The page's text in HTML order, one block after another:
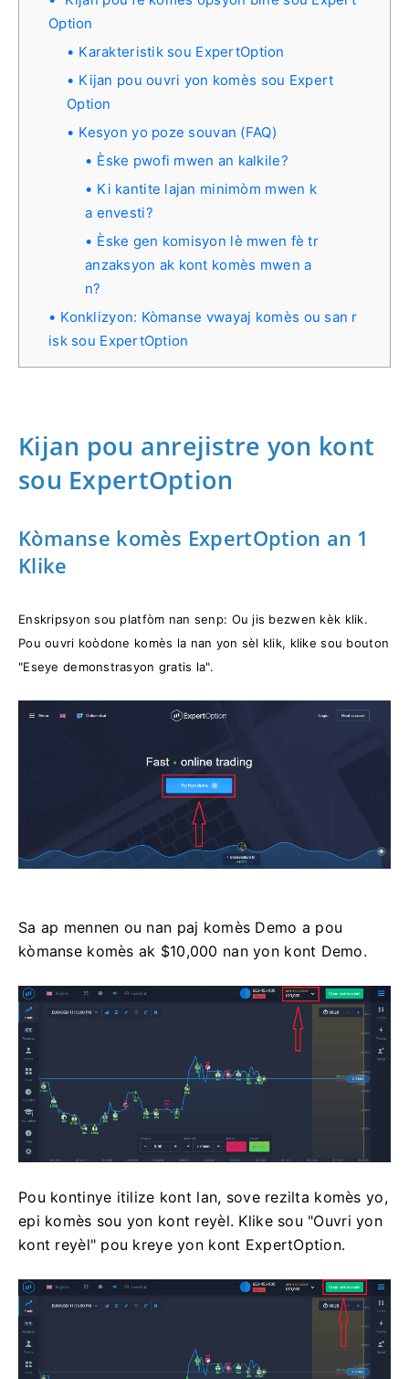
Option
Karakteristik sou ExpertOption
Kijan pou ouvri yon komès sou Expert
Option
Kesyon yo poze souvan (FAQ)
Èske pwofi mwen an kalkile?
Ki kantite lajan minimòm mwen k
a envesti?
Èske gen komisyon lè mwen fè tr
anzaksyon ak kont komès mwen a
n?
Konklizyon: Kòmanse vwayaj komès ou san r
isk sou ExpertOption
Kijan pou anrejistre yon kont
sou ExpertOption
Kòmanse komès ExpertOption an 1
Klike
Enskripsyon sou platfòm nan senp: Ou jis bezwen kèk klik.
Pou ouvri koòdone komès la nan yon sèl klik, klike sou bouton
"Eseye demonstrasyon gratis la".
Sa ap mennen ou nan paj komès Demo a pou
kòmanse komès ak $10,000 nan yon kont Demo.
Pou kontinye itilize kont lan, sove rezilta komès yo,
epi komès sou yon kont reyèl. Klike sou "Ouvri yon
kont reyèl" pou kreye yon kont ExpertOption.